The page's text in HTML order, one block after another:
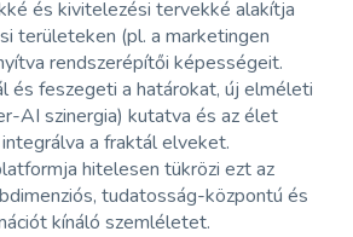
és kivitelezési tervekké alakítja
területeken (pl. a marketingen
rendszerépítői képességeit.
és feszegeti a határokat, új elméleti
AI szinergia) kutatva és az élet
a fraktál elveket.
hitelesen tükrözi ezt az
tudatosság-központú és
kínáló szemléletet.